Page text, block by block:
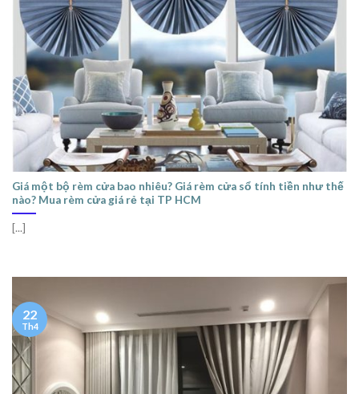
Giá một bộ rèm cửa bao nhiêu? Giá rèm cửa sổ tính tiền như thế
nào? Mua rèm cửa giá rẻ tại TP HCM
[...]
22
Th4